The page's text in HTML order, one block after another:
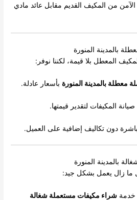
من المكيف القديم مقابل عائد مادي
بالمدينة المنورة
المعطل بلا قيمة، لكننا نوفر:
معطلة بالمدينة المنورة بأسعار عادلة.
المكيفات لتقدير قيمتها.
دون تكاليف إضافية على العميل.
بالمدينة المنورة
ما زال يعمل بشكل جيد:
خدمةشراء مكيفات مستعملة شغالة